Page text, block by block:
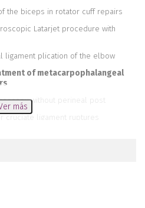
the biceps in rotator cuff repairs
Latarjet procedure with
ligament plication of the elbow
of metacarpophalangeal
without perineal post
cruciate ligament ruptures
handle meniscal lesion
más